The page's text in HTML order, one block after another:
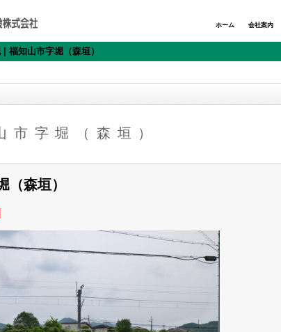
ホーム 会社案内
| 福知山市字堀（森垣）
字堀（森垣）
（森垣）